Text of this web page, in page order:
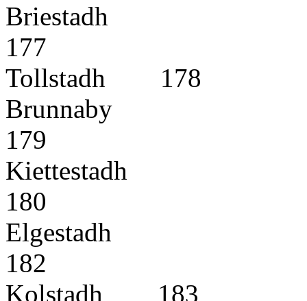
Briestadh
Brunnaby
Kiettestadh
Elgestadh